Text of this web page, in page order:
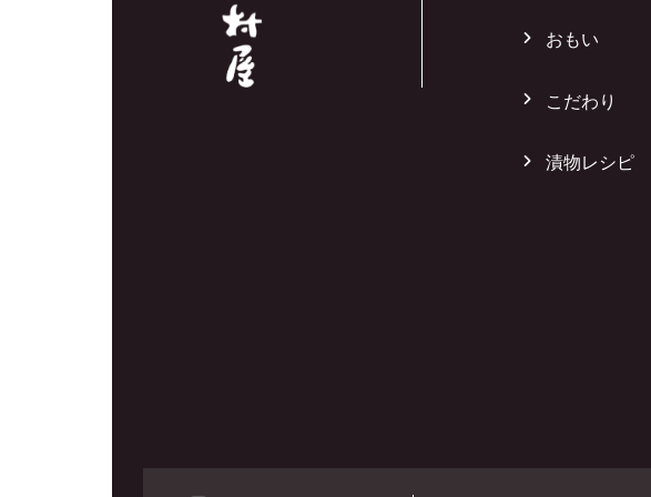
おもい
こだわり
漬物レシピ